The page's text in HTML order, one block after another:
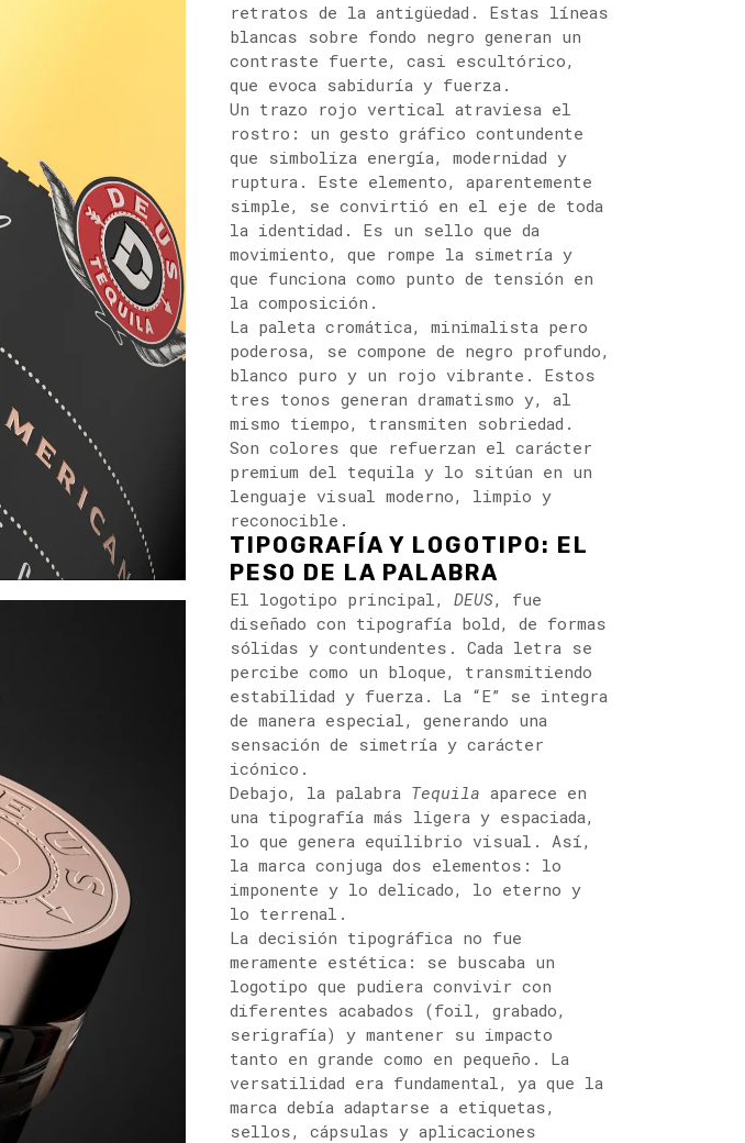
retratos de la antigüedad. Estas líneas
blancas sobre fondo negro generan un
contraste fuerte, casi escultórico,
que evoca sabiduría y fuerza.
Un trazo rojo vertical atraviesa el
rostro: un gesto gráfico contundente
que simboliza energía, modernidad y
ruptura. Este elemento, aparentemente
simple, se convirtió en el eje de toda
la identidad. Es un sello que da
movimiento, que rompe la simetría y
que funciona como punto de tensión en
la composición.
La paleta cromática, minimalista pero
poderosa, se compone de negro profundo,
blanco puro y un rojo vibrante. Estos
tres tonos generan dramatismo y, al
mismo tiempo, transmiten sobriedad.
Son colores que refuerzan el carácter
premium del tequila y lo sitúan en un
lenguaje visual moderno, limpio y
reconocible.
TIPOGRAFÍA Y LOGOTIPO: EL
PESO DE LA PALABRA
El logotipo principal,DEUS, fue
diseñado con tipografía bold, de formas
sólidas y contundentes. Cada letra se
percibe como un bloque, transmitiendo
estabilidad y fuerza. La “E” se integra
de manera especial, generando una
sensación de simetría y carácter
icónico.
Debajo, la palabra Tequila aparece en
una tipografía más ligera y espaciada,
lo que genera equilibrio visual. Así,
la marca conjuga dos elementos: lo
imponente y lo delicado, lo eterno y
lo terrenal.
La decisión tipográfica no fue
meramente estética: se buscaba un
logotipo que pudiera convivir con
diferentes acabados (foil, grabado,
serigrafía) y mantener su impacto
tanto en grande como en pequeño. La
versatilidad era fundamental, ya que la
marca debía adaptarse a etiquetas,
sellos, cápsulas y aplicaciones